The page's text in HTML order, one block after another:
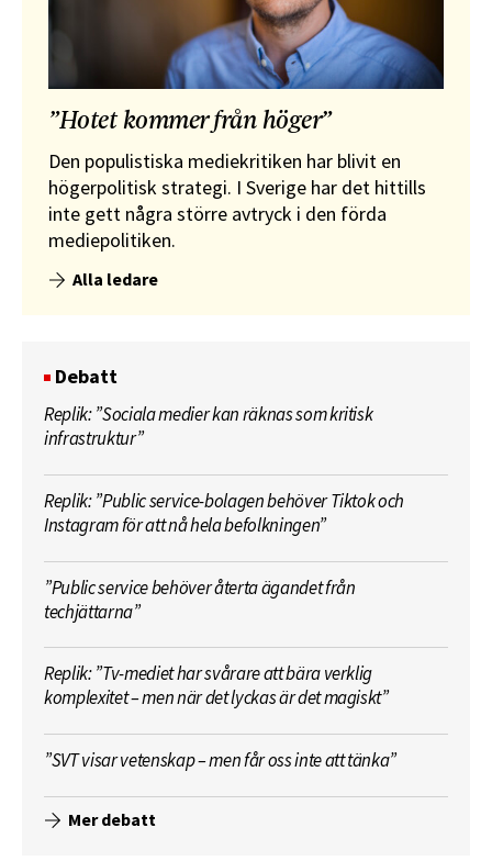
”Hotet kommer från höger”
Den populistiska mediekritiken har blivit en
högerpolitisk strategi. I Sverige har det hittills
inte gett några större avtryck i den förda
mediepolitiken.
Alla ledare
Debatt
Replik: ”Sociala medier kan räknas som kritisk
infrastruktur”
Replik: ”Public service-bolagen behöver Tiktok och
Instagram för att nå hela befolkningen”
”Public service behöver återta ägandet från
techjättarna”
Replik: ”Tv-mediet har svårare att bära verklig
komplexitet – men när det lyckas är det magiskt”
”SVT visar vetenskap – men får oss inte att tänka”
Mer debatt